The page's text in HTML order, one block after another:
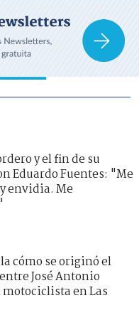
y el fin de su
Eduardo Fuentes: "Me
envidia. Me
cómo se originó el
José Antonio
motociclista en Las